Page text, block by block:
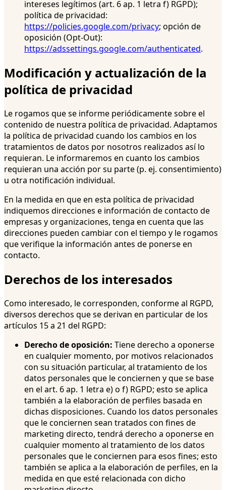
intereses legítimos (art. 6 ap. 1 letra f) RGPD);
política de privacidad:
https://policies.google.com/privacy; opción de
oposición (Opt-Out):
https://adssettings.google.com/authenticated.
Modificación y actualización de la
política de privacidad
Le rogamos que se informe periódicamente sobre el
contenido de nuestra política de privacidad. Adaptamos
la política de privacidad cuando los cambios en los
tratamientos de datos por nosotros realizados así lo
requieran. Le informaremos en cuanto los cambios
requieran una acción por su parte (p. ej. consentimiento)
u otra notificación individual.
En la medida en que en esta política de privacidad
indiquemos direcciones e información de contacto de
empresas y organizaciones, tenga en cuenta que las
direcciones pueden cambiar con el tiempo y le rogamos
que verifique la información antes de ponerse en
contacto.
Derechos de los interesados
Como interesado, le corresponden, conforme al RGPD,
diversos derechos que se derivan en particular de los
artículos 15 a 21 del RGPD:
Derecho de oposición: Tiene derecho a oponerse
en cualquier momento, por motivos relacionados
con su situación particular, al tratamiento de los
datos personales que le conciernen y que se base
en el art. 6 ap. 1 letra e) o f) RGPD; esto se aplica
también a la elaboración de perfiles basada en
dichas disposiciones. Cuando los datos personales
que le conciernen sean tratados con fines de
marketing directo, tendrá derecho a oponerse en
cualquier momento al tratamiento de los datos
personales que le conciernen para esos fines; esto
también se aplica a la elaboración de perfiles, en la
medida en que esté relacionada con dicho